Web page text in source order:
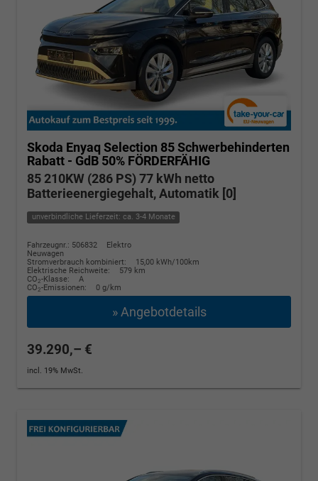
Skoda Enyaq Selection 85 Schwerbehinderten
Rabatt - GdB 50% FÖRDERFÄHIG
85 210KW (286 PS) 77 kWh netto
Batterieenergiegehalt, Automatik [0]
unverbindliche Lieferzeit: ca. 3-4 Monate
Fahrzeugnr.: 506832
Elektro
Neuwagen
Stromverbrauch kombiniert:
15,00 kWh/100km
Elektrische Reichweite:
579 km
CO2-Klasse:
A
CO2-Emissionen: 0 g/km
» Angebotdetails
39.290,– €
incl. 19% MwSt.